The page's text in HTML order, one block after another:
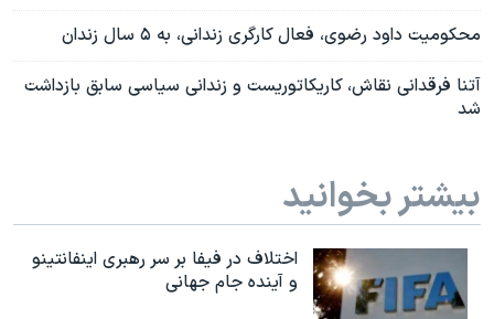
محکومیت داود رضوی، فعال کارگری زندانی، به ۵ سال زندان
آتنا فرقدانی نقاش، کاریکاتوریست و زندانی سیاسی سابق بازداشت
شد
بیشتر بخوانید
اختلاف در فیفا بر سر رهبری اینفانتینو
و آینده جام جهانی